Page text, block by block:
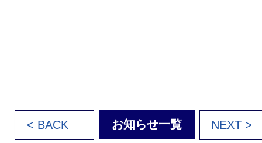
< BACK お知らせ一覧 NEXT >